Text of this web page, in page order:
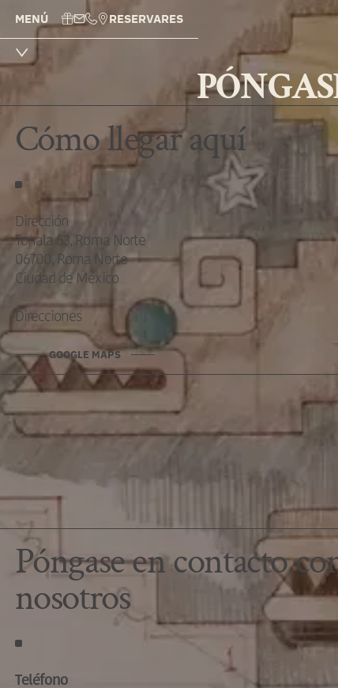
MENÚ RESERVARES
Cómo llegar aquí
Dirección
Tonala 53, Roma Norte
06700, Roma Norte
Ciudad de México
Direcciones
GOOGLE MAPS
Póngase en contacto
nosotros
Teléfono